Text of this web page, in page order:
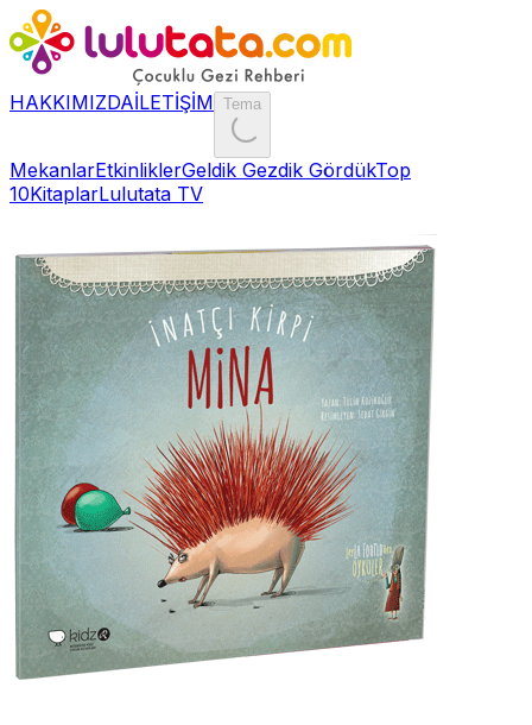
HAKKIMIZDAİLETİŞİM Tema
MekanlarEtkinliklerGeldik Gezdik GördükTop
10KitaplarLulutata TV